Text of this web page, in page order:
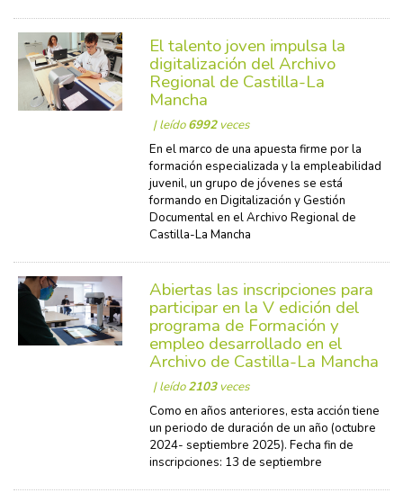
El talento joven impulsa la
digitalización del Archivo
Regional de Castilla-La
Mancha
| leído6992veces
En el marco de una apuesta firme por la
formación especializada y la empleabilidad
juvenil, un grupo de jóvenes se está
formando en Digitalización y Gestión
Documental en el Archivo Regional de
Castilla-La Mancha
Abiertas las inscripciones para
participar en la V edición del
programa de Formación y
empleo desarrollado en el
Archivo de Castilla-La Mancha
| leído2103veces
Como en años anteriores, esta acción tiene
un periodo de duración de un año (octubre
2024- septiembre 2025). Fecha fin de
inscripciones: 13 de septiembre